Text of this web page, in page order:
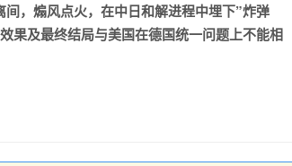
，煽风点火，在中日和解进程中埋下”炸弹
果及最终结局与美国在德国统一问题上不能相